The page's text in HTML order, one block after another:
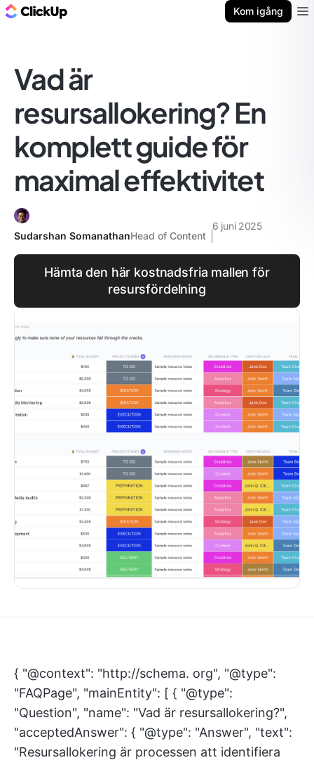
Kom igång
Vad är
resursallokering? En
komplett guide för
maximal effektivitet
Sudarshan SomanathanHead of Content
6 juni 2025
Hämta den här kostnadsfria mallen för
resursfördelning
{ "@context": "http://schema. org", "@type":
"FAQPage", "mainEntity": [ { "@type":
"Question", "name": "Vad är resursallokering?",
"acceptedAnswer": { "@type": "Answer", "text":
"Resursallokering är processen att identifiera